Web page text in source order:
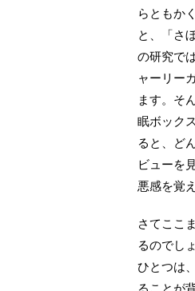
らともか
と、「さ
の研究で
ャーリー
ます。そ
眠ボック
ると、ど
ビューを
悪感を覚
さてここ
るのでし
ひとつは